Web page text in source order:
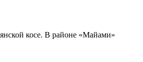
косе. В районе «Майами»